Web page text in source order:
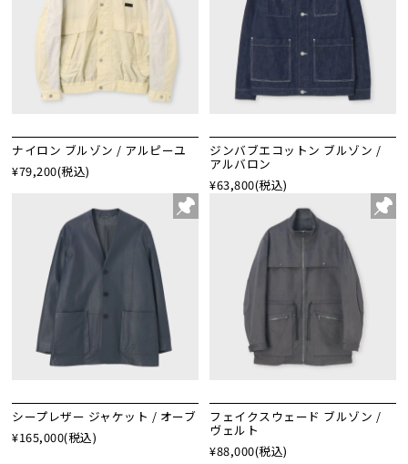
ナイロン ブルゾン / アルピーユ
¥79,200(税込)
ジンバブエコットン ブルゾン /
アルバロン
¥63,800(税込)
シープレザー ジャケット / オーブ
¥165,000(税込)
フェイクスウェード ブルゾン /
ヴェルト
¥88,000(税込)